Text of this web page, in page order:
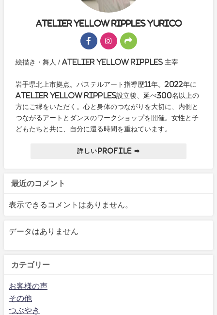
Atelier yellow ripples yurico
絵描き・舞人 / Atelier yellow ripples 主宰
岩手県北上市拠点。パステルアート指導歴11年。2022年に
Atelier yellow ripples設立後、延べ300名以上の
方にご縁をいただく。心と身体のつながりを大切に、内側と
つながるアートとダンスのワークショップを開催。女性と子
どもたちと共に、自分に還る時間を重ねています。
詳しいProfile ➡
最近のコメント
表示できるコメントはありません。
データはありません
カテゴリー
お客様の声
その他
つぶやき